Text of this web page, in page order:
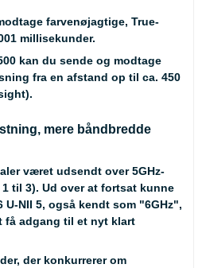
farvenøjagtige, True-
millisekunder.
kan du sende og modtage
fra en afstand op til ca. 450
mere båndbredde
været udsendt over 5GHz-
til 3). Ud over at fortsat kunne
U-NII 5, også kendt som "6GHz",
få adgang til et nyt klart
der konkurrerer om